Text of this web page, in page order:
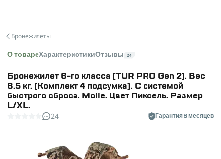
Бронежилеты
О товареХарактеристикиОтзывы 24
Бронежилет 6-го класса (TUR PRO Gen 2). Вес
6.5 кг. (Комплект 4 подсумка). С системой
быстрого сброса. Molle. Цвет Пиксель. Размер
L/XL.
24 Гарантия 6 месяцев